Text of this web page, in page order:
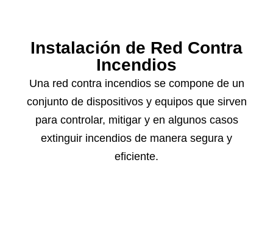
Instalación de Red Contra
Incendios
Una red contra incendios se compone de un
conjunto de dispositivos y equipos que sirven
para controlar, mitigar y en algunos casos
extinguir incendios de manera segura y
eficiente.